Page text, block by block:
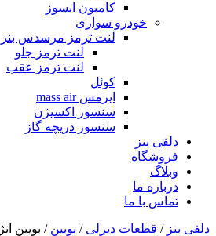
کامیون ایسوز
خودرو سواری
لنت ترمز مرسدس بنز
لنت ترمز جلو
لنت ترمز عقب
کوئل
ایرمس mass air
سنسور اکسیژن
سنسور دریچه گاز
دلفی بنز
فروشگاه
وبلاگ
درباره ما
تماس با ما
دلفی بنز / قطعات دیزلی / بوبین